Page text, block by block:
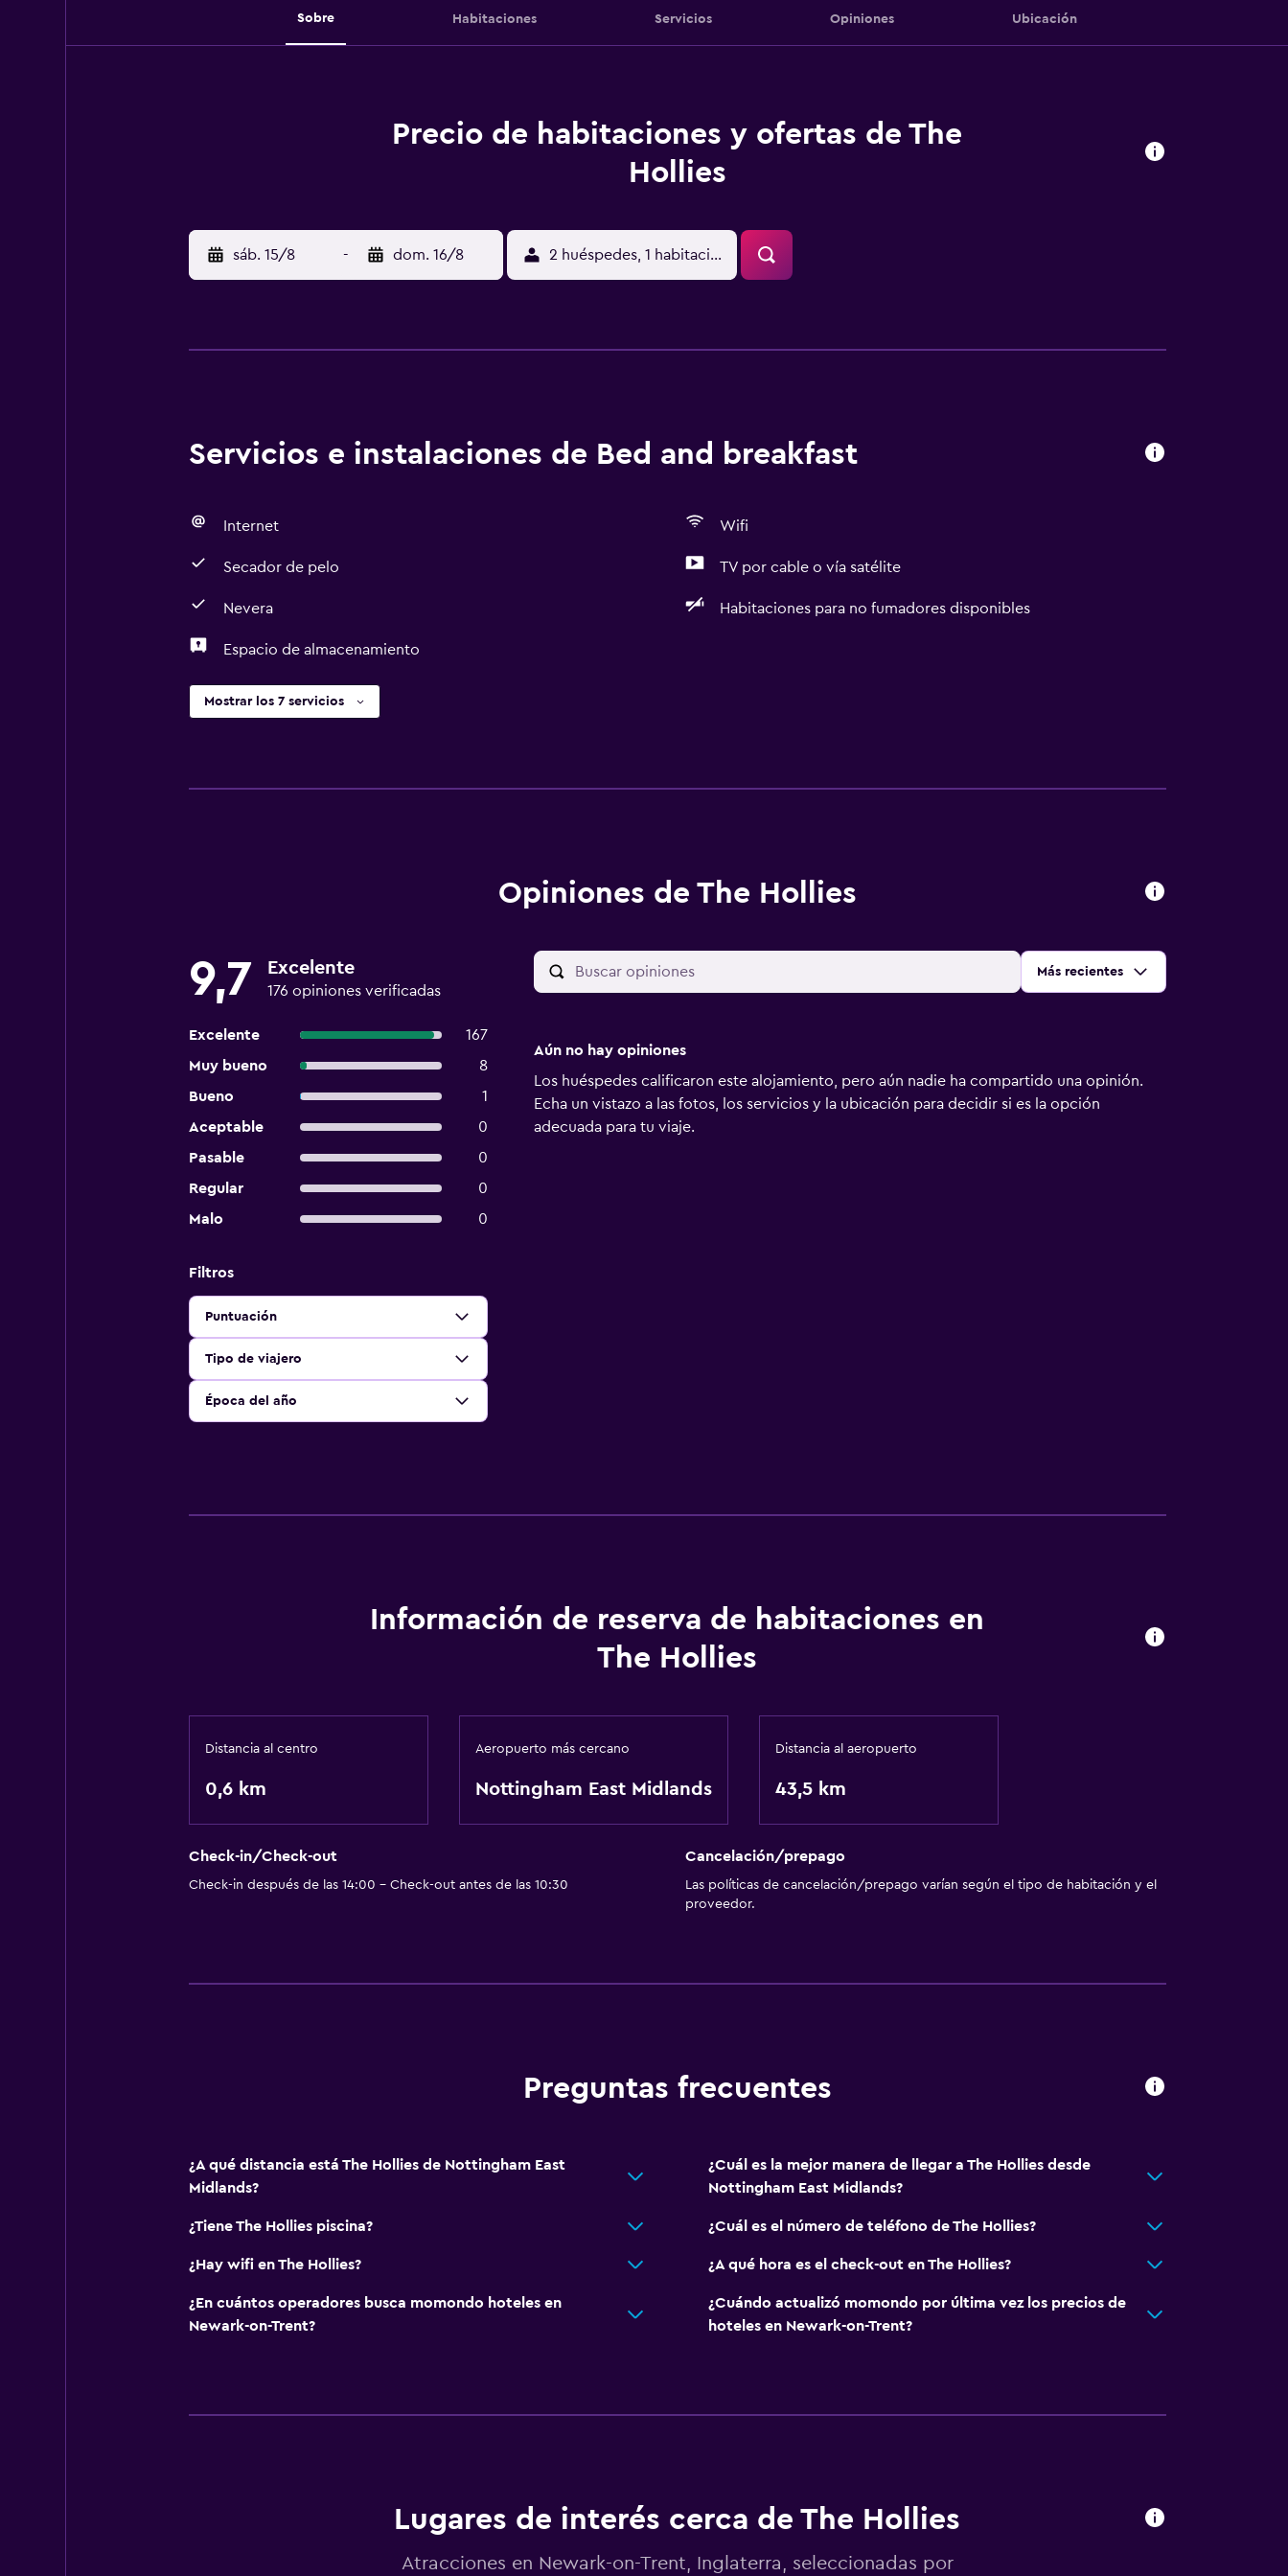
Sobre Habitaciones Servicios Opiniones Ubicación
Precio de habitaciones y ofertas de The
Hollies
sáb. 15/8 - dom. 16/8 2 huéspedes, 1 habitación
Servicios e instalaciones de Bed and breakfast
Internet Wifi
Secador de pelo TV por cable o vía satélite
Nevera Habitaciones para no fumadores disponibles
Espacio de almacenamiento
Mostrar los 7 servicios
Opiniones de The Hollies
9,7 Excelente
176 opiniones verificadas
Excelente
167
Muy bueno
8
Bueno
1
Aceptable
0
Pasable
0
Regular
0
Malo
0
Ordenar por:
Más recientes
Filtros
Puntuación
Tipo de viajero
Época del año
Aún no hay opiniones
Los huéspedes calificaron este alojamiento, pero aún nadie ha compartido una opinión.
Echa un vistazo a las fotos, los servicios y la ubicación para decidir si es la opción
adecuada para tu viaje.
Información de reserva de habitaciones en
The Hollies
Distancia al centro
0,6 km
Aeropuerto más cercano
Nottingham East Midlands
Distancia al aeropuerto
43,5 km
Check-in/Check-out
Check-in después de las 14:00 - Check-out antes de las 10:30
Cancelación/prepago
Las políticas de cancelación/prepago varían según el tipo de habitación y el
proveedor.
Preguntas frecuentes
¿A qué distancia está The Hollies de Nottingham East
Midlands?
¿Cuál es la mejor manera de llegar a The Hollies desde
Nottingham East Midlands?
¿Tiene The Hollies piscina? ¿Cuál es el número de teléfono de The Hollies?
¿Hay wifi en The Hollies? ¿A qué hora es el check-out en The Hollies?
¿En cuántos operadores busca momondo hoteles en
Newark-on-Trent?
¿Cuándo actualizó momondo por última vez los precios de
hoteles en Newark-on-Trent?
Lugares de interés cerca de The Hollies
Atracciones en Newark-on-Trent, Inglaterra, seleccionadas por